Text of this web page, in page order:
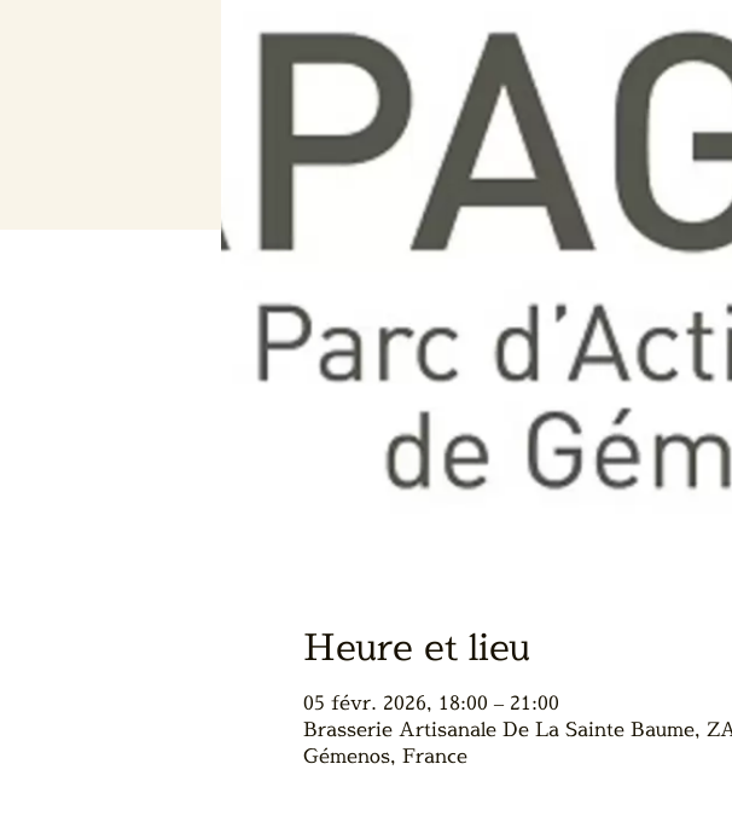
Heure et lieu
05 févr. 2026, 18:00 – 21:00
Brasserie Artisanale De La Sainte Baume,
Gémenos, France